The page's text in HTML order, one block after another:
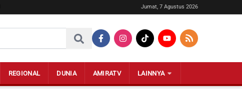
Jumat, 7 Agustus 2026
REGIONAL DUNIA AMIRATV LAINNYA